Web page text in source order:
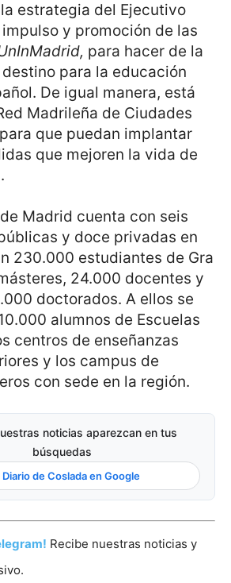
estrategia del Ejecutivo
y promoción de las
para hacer de la
para la educación
De igual manera, está
Madrileña de Ciudades
que puedan implantar
que mejoren la vida de
Madrid cuenta con seis
y doce privadas en
230.000 estudiantes de Gra
24.000 docentes y
doctorados. A ellos se
alumnos de Escuelas
centros de enseñanzas
y los campus de
con sede en la región.
noticias aparezcan en tus
búsquedas
de Coslada en Google
Recibe nuestras noticias y